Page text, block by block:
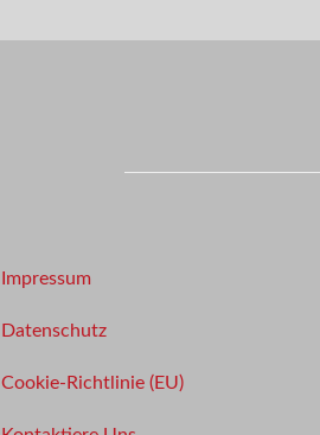
Impressum
Datenschutz
Cookie-Richtlinie (EU)